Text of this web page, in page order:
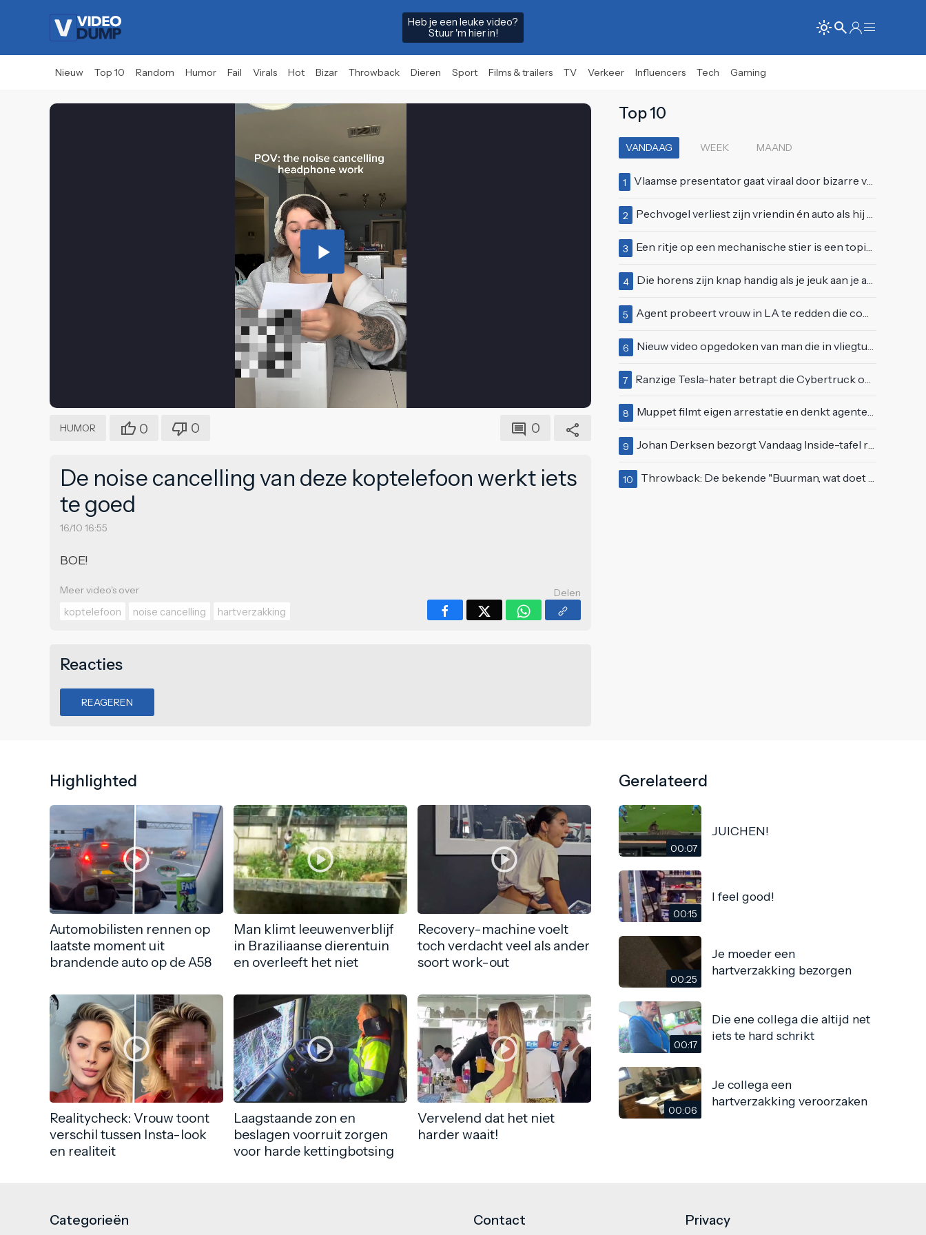
Heb je een leuke video?
Stuur 'm hier in!
Nieuw Top 10 Random Humor Fail Virals Hot Bizar Throwback Dieren Sport Films & trailers TV Verkeer Influencers Tech Gaming
Play
Video
HUMOR 0 0 0
De noise cancelling van deze koptelefoon werkt iets
te goed
16/10 16:55
BOE!
Meer video's over
koptelefoon
noise cancelling hartverzakking
Delen
Reacties
REAGEREN
Top 10
VANDAAG WEEK MAAND
1 Vlaamse presentator gaat viraal door bizarre vertoning op live televisie: "Helemaal stijf van de bloem"
2 Pechvogel verliest zijn vriendin én auto als hij bocht te scherp neemt
3 Een ritje op een mechanische stier is een topidee voor een eerste date
4 Die horens zijn knap handig als je jeuk aan je arie hebt
5 Agent probeert vrouw in LA te redden die compleet van het padje is
6 Nieuw video opgedoken van man die in vliegtuigmotor springt op vliegveld Milaan
7 Ranzige Tesla-hater betrapt die Cybertruck op een 'speciale bruine coating' trakteert
8 Muppet filmt eigen arrestatie en denkt agenten te kunnen laten schorsen: "Jullie krijgen maandje vakantie"
9 Johan Derksen bezorgt Vandaag Inside-tafel rode oortjes met vuig verhaal: "Dat gebeurde al in de gang"
10 Throwback: De bekende "Buurman, wat doet u nu?"-scène uit Flodder met Tatjana Šimić
Highlighted
Automobilisten rennen op
laatste moment uit
brandende auto op de A58
Man klimt leeuwenverblijf
in Braziliaanse dierentuin
en overleeft het niet
Recovery-machine voelt
toch verdacht veel als ander
soort work-out
Realitycheck: Vrouw toont
verschil tussen Insta-look
en realiteit
Laagstaande zon en
beslagen voorruit zorgen
voor harde kettingbotsing
Vervelend dat het niet
harder waait!
Gerelateerd
00:07
JUICHEN!
00:15
I feel good!
00:25
Je moeder een
hartverzakking bezorgen
00:17
Die ene collega die altijd net
iets te hard schrikt
00:06
Je collega een
hartverzakking veroorzaken
Categorieën Contact Privacy